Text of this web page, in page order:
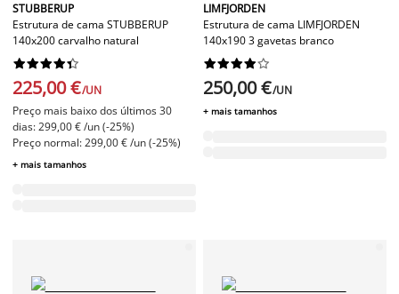
STUBBERUP
Estrutura de cama STUBBERUP
140x200 carvalho natural






225,00 €/UN
Preço mais baixo dos últimos 30
dias: 299,00 € /un (-25%)
Preço normal: 299,00 € /un (-25%)
+ mais tamanhos
LIMFJORDEN
Estrutura de cama LIMFJORDEN
140x190 3 gavetas branco






250,00 €/UN
+ mais tamanhos